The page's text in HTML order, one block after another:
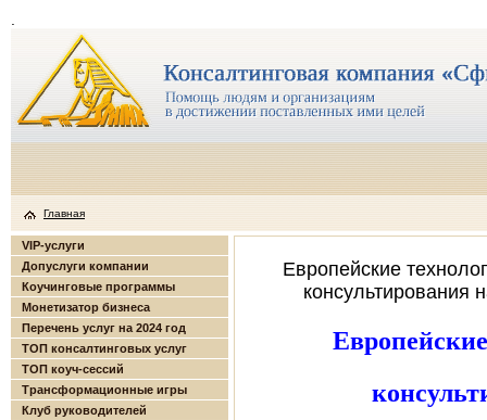
Главная
VIP-услуги
Допуслуги компании
Коучинговые программы
Монетизатор бизнеса
Перечень услуг на 2024 год
ТОП консалтинговых услуг
ТОП коуч-сессий
Трансформационные игры
Клуб руководителей
Европейские
консультирования